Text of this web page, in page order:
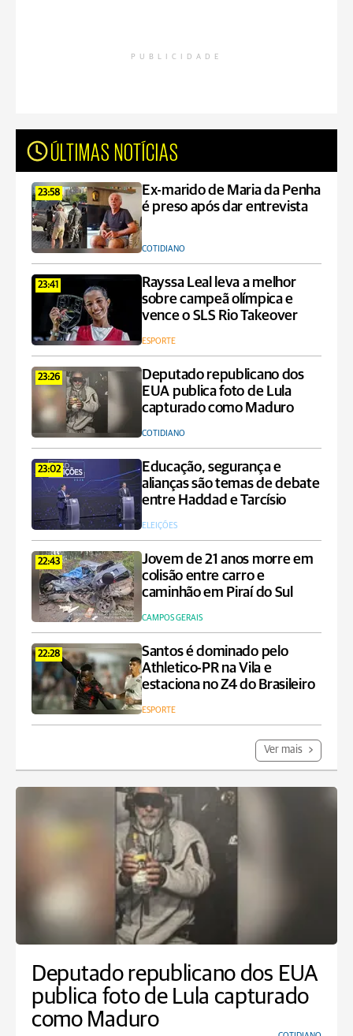
PUBLICIDADE
ÚLTIMAS NOTÍCIAS
23:58
Ex-marido de Maria da Penha
é preso após dar entrevista
COTIDIANO
23:41
Rayssa Leal leva a melhor
sobre campeã olímpica e
vence o SLS Rio Takeover
ESPORTE
23:26
Deputado republicano dos
EUA publica foto de Lula
capturado como Maduro
COTIDIANO
23:02
Educação, segurança e
alianças são temas de debate
entre Haddad e Tarcísio
ELEIÇÕES
22:43
Jovem de 21 anos morre em
colisão entre carro e
caminhão em Piraí do Sul
CAMPOS GERAIS
22:28
Santos é dominado pelo
Athletico-PR na Vila e
estaciona no Z4 do Brasileiro
ESPORTE
Ver mais
Deputado republicano dos EUA
publica foto de Lula capturado
como Maduro